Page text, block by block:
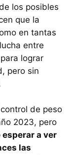
los posibles
que la
en tantas
entre
lograr
pero sin
de peso
2023, pero
a ver
las